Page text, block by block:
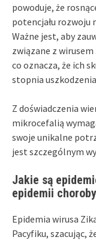
powoduje, że
potencjału rozwoju
Ważne jest, aby
związane z
co oznacza, że ich
stopnia
Z doświadczenia
mikrocefalią
swoje unikalne
jest szczególnym
Jakie są
epidemii
Epidemia wirusa
Pacyfiku, szacując,